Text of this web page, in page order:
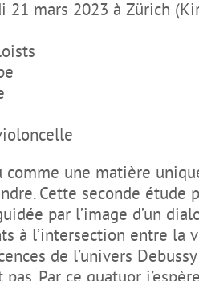
21 mars 2023 à Zürich
comme une matière
Cette seconde étude
par l’image d’un
à l’intersection entre la
de l’univers